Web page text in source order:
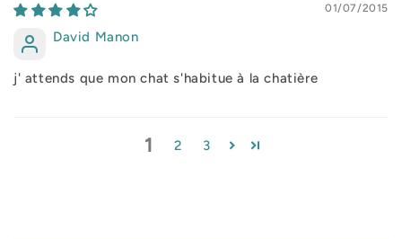
01/07/2015
David Manon
j' attends que mon chat s'habitue à la chatière
1 2 3